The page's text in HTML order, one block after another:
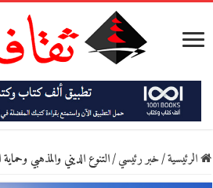
الرئيسية/خبر رئيسي/التنوع الديني والمذهبي